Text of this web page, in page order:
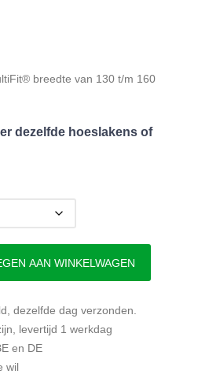
€81,99 tot
breedte van 130 t/m 160
dezelfde hoeslakens of
AAN WINKELWAGEN
dezelfde dag verzonden.
levertijd 1 werkdag
en DE
wil